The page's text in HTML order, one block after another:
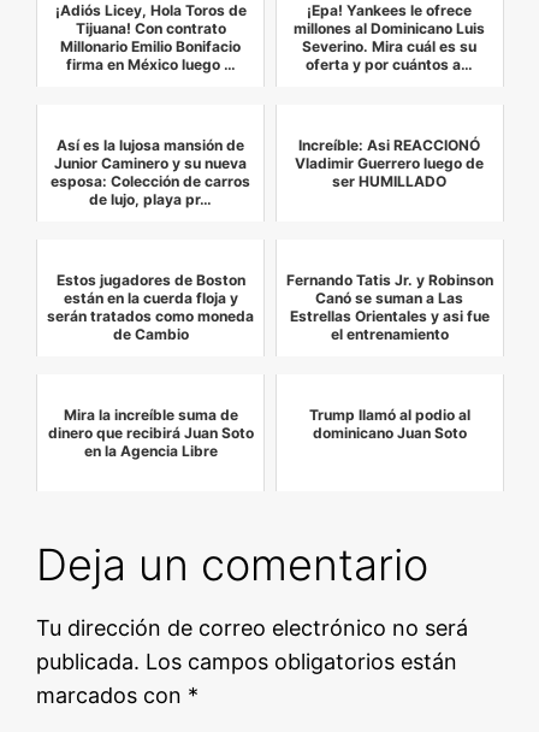
¡Adiós Licey, Hola Toros de
Tijuana! Con contrato
Millonario Emilio Bonifacio
firma en México luego …
¡Epa! Yankees le ofrece
millones al Dominicano Luis
Severino. Mira cuál es su
oferta y por cuántos a…
Así es la lujosa mansión de
Junior Caminero y su nueva
esposa: Colección de carros
de lujo, playa pr…
Increíble: Asi REACCIONÓ
Vladimir Guerrero luego de
ser HUMILLADO
Estos jugadores de Boston
están en la cuerda floja y
serán tratados como moneda
de Cambio
Fernando Tatis Jr. y Robinson
Canó se suman a Las
Estrellas Orientales y asi fue
el entrenamiento
Mira la increíble suma de
dinero que recibirá Juan Soto
en la Agencia Libre
Trump llamó al podio al
dominicano Juan Soto
Deja un comentario
Tu dirección de correo electrónico no será
publicada. Los campos obligatorios están
marcados con *